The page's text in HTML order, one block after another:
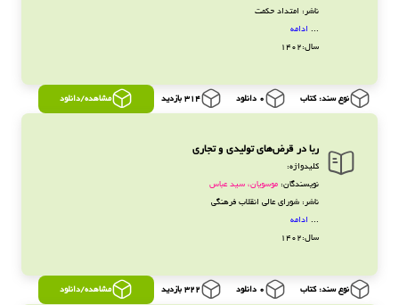
ناشر: امتداد حکمت
... ادامه
سال:1402
نوع سند: کتاب 0 دانلود 314 بازدید مشاهده/دانلود
ربا در قرض‌های تولیدی و تجاری
کلیدواژه:
نویسندگان: موسویان، سید عباس
ناشر: شورای عالی انقلاب فرهنگی
... ادامه
سال:1402
نوع سند: کتاب 0 دانلود 322 بازدید مشاهده/دانلود